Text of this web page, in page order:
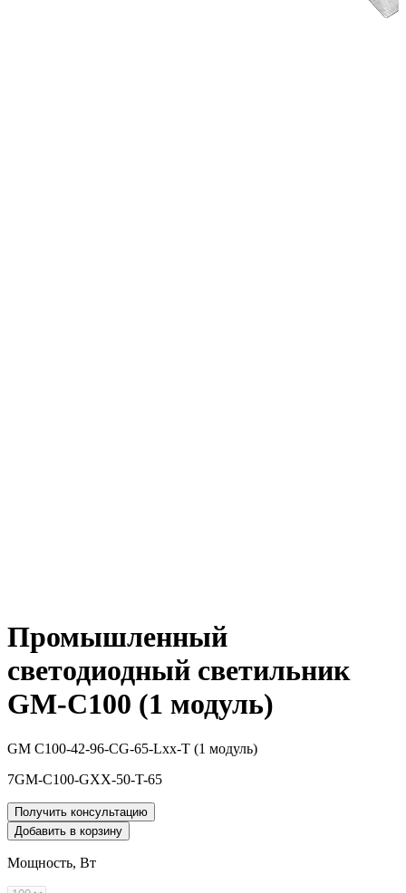
Промышленный
светодиодный светильник
GM-C100 (1 модуль)
GM C100-42-96-CG-65-Lxx-T (1 модуль)
7GM-C100-GXX-50-T-65
Получить консультацию
Добавить в корзину
Мощность, Вт